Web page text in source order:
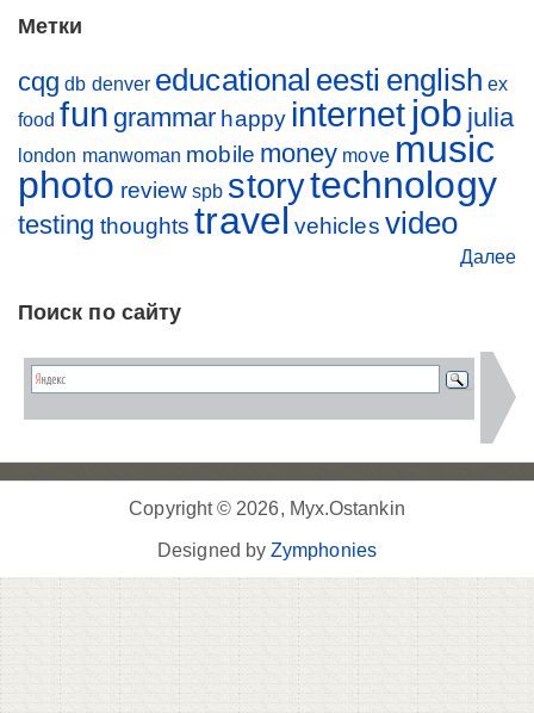
Метки
cqg db denver educational eesti english ex
food fun grammar happy internet job julia
london manwoman mobile money move music
photo review spb storytechnology
testing thoughts travel vehicles video
Далее
Поиск по сайту
Copyright © 2026, Myx.Ostankin
Designed byZymphonies